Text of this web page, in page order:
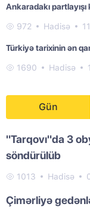
Ankaradakı
972 Hadisə
Türkiyə tarixinin ən
1690 Hadisə
Gün
"Tarqovı"da 3
söndürülüb
1013 Hadisə
Çimərliyə